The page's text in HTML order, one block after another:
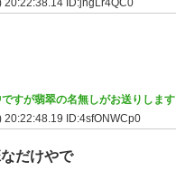
すが翡翠の名無しがお送りします
20:22:48.19
ID:4sfONWCp0
だけやで